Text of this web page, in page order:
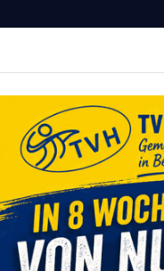
Hohne von 1911
für Deine Fitness
Events